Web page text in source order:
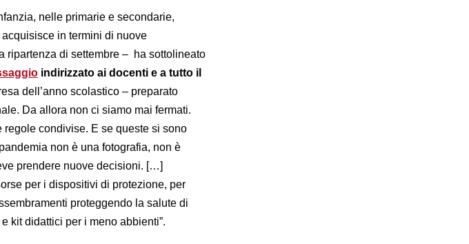
nelle primarie e secondarie,
in termini di nuove
ripartenza di settembre – ha sottolineato
indirizzato ai docenti e a tutto il
dell’anno scolastico – preparato
Da allora non ci siamo mai fermati.
condivise. E se queste si sono
non è una fotografia, non è
prendere nuove decisioni. […]
per i dispositivi di protezione, per
proteggendo la salute di
kit didattici per i meno abbienti”.